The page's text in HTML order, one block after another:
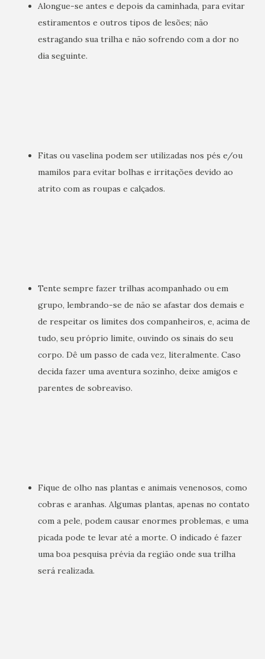
Alongue-se antes e depois da caminhada, para evitar
estiramentos e outros tipos de lesões; não
estragando sua trilha e não sofrendo com a dor no
dia seguinte.
Fitas ou vaselina podem ser utilizadas nos pés e/ou
mamilos para evitar bolhas e irritações devido ao
atrito com as roupas e calçados.
Tente sempre fazer trilhas acompanhado ou em
grupo, lembrando-se de não se afastar dos demais e
de respeitar os limites dos companheiros, e, acima de
tudo, seu próprio limite, ouvindo os sinais do seu
corpo. Dê um passo de cada vez, literalmente. Caso
decida fazer uma aventura sozinho, deixe amigos e
parentes de sobreaviso.
Fique de olho nas plantas e animais venenosos, como
cobras e aranhas. Algumas plantas, apenas no contato
com a pele, podem causar enormes problemas, e uma
picada pode te levar até a morte. O indicado é fazer
uma boa pesquisa prévia da região onde sua trilha
será realizada.